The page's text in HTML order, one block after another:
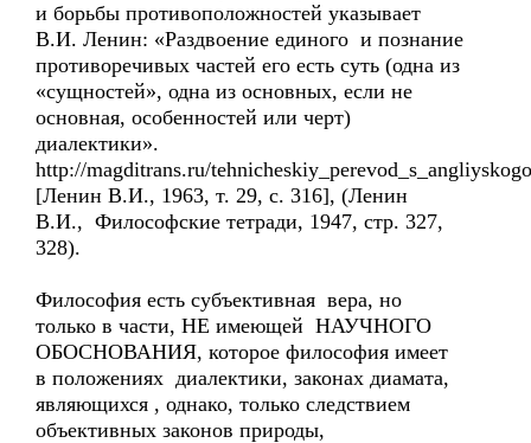
и борьбы противоположностей указывает
В.И. Ленин: «Раздвоение единого и познание
противоречивых частей его есть суть (одна из
«сущностей», одна из основных, если не
основная, особенностей или черт)
диалектики».
http://magditrans.ru/
[Ленин В.И., 1963, т. 29, с. 316], (Ленин
В.И., Философские тетради, 1947, стр. 327,
328).
Философия есть субъективная вера, но
только в части, НЕ имеющей НАУЧНОГО
ОБОСНОВАНИЯ, которое философия имеет
в положениях диалектики, законах диамата,
являющихся , однако, только следствием
объективных законов природы,